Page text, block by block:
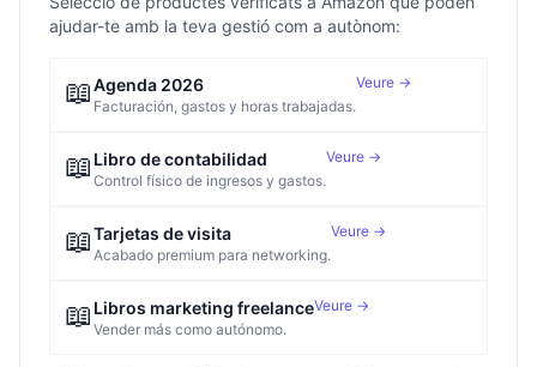
ajudar-te amb la teva gestió com a autònom:
📖Agenda 2026
Facturación, gastos y horas trabajadas.
Veure →
📖 Libro de contabilidad
Control físico de ingresos y gastos.
Veure →
📖Tarjetas de visita
Acabado premium para networking.
Veure →
📖 Libros marketing freelance
Vender más como autónomo.
Veure →